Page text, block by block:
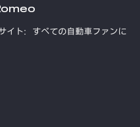
イト：すべての自動車ファンに